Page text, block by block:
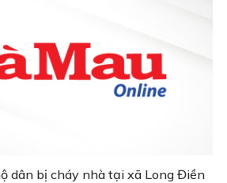
dân bị cháy nhà tại xã Long Điền